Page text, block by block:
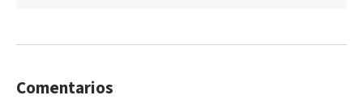
Comentarios